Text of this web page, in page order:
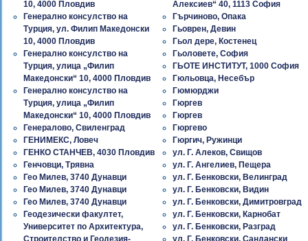
10, 4000 Пловдив
Генерално консулство на
Турция, ул. Филип Македонски
10, 4000 Пловдив
Генерално консулство на
Турция, улица „Филип
Македонски“ 10, 4000 Пловдив
Генерално консулство на
Турция, улица „Филип
Македонски“ 10, 4000 Пловдив
Генералово, Свиленград
ГЕНИМЕКС, Ловеч
ГЕНКО СТАНЧЕВ, 4030 Пловдив
Генчовци, Трявна
Гео Милев, 3740 Дунавци
Гео Милев, 3740 Дунавци
Гео Милев, 3740 Дунавци
Геодезически факултет,
Университет по Архитектура,
Строителство и Геодезия-
Алексиев“ 40, 1113 София
Гърчиново, Опака
Гьоврен, Девин
Гьол дере, Костенец
Гьоловете, София
ГЬОТЕ ИНСТИТУТ, 1000 София
Гюльовца, Несебър
Гюмюрджи
Гюргев
Гюргев
Гюргево
Гюргич, Ружинци
ул. Г. Алеков, Свищов
ул. Г. Ангелиев, Пещера
ул. Г. Бенковски, Велинград
ул. Г. Бенковски, Видин
ул. Г. Бенковски, Димитровград
ул. Г. Бенковски, Карнобат
ул. Г. Бенковски, Разград
ул. Г. Бенковски, Сандански